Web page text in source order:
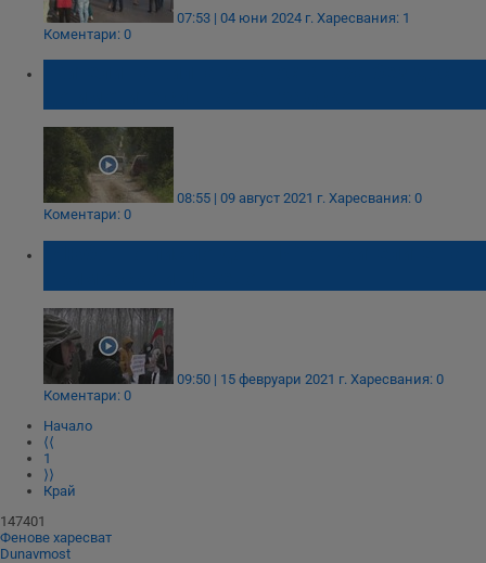
07:53 | 04 юни 2024 г. Харесвания: 1
Коментари: 0
08:55 | 09 август 2021 г. Харесвания: 0
Коментари: 0
09:50 | 15 февруари 2021 г. Харесвания: 0
Коментари: 0
Начало
⟨⟨
1
⟩⟩
Край
147401
Фенове харесват
Dunavmost